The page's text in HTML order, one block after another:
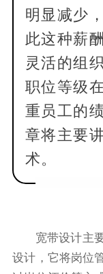
明显减少
此这种薪
灵活的组
职位等级
重员工的
章将主要
术。
宽带设计主
设计，它将岗位